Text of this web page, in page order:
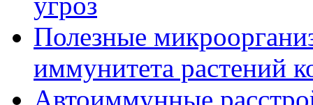
Полезные
иммунитета растений